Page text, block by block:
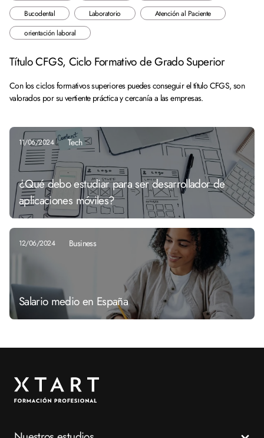
Bucodental
Laboratorio
Atención al Paciente
orientación laboral
Título CFGS, Ciclo Formativo de Grado Superior
Con los ciclos formativos superiores puedes conseguir el título CFGS, son
valorados por su vertiente práctica y cercanía a las empresas.
11/06/2024 Tech
¿Qué debo estudiar para ser desarrollador de
aplicaciones móviles?
12/06/2024 Business
Salario medio en España